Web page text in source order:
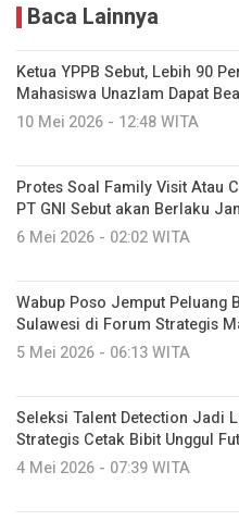
Baca Lainnya
Ketua YPPB Sebut, Lebih 90
Mahasiswa Unazlam Dapat
10 Mei 2026 - 12:48 WITA
Protes Soal Family Visit Atau
PT GNI Sebut akan Berlaku
6 Mei 2026 - 02:02 WITA
Wabup Poso Jemput Peluang
Sulawesi di Forum Strategis
5 Mei 2026 - 06:13 WITA
Seleksi Talent Detection Jadi
Strategis Cetak Bibit Unggul
4 Mei 2026 - 07:39 WITA